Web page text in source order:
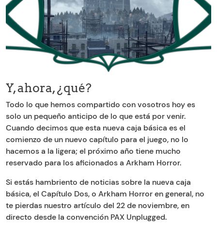
Y, ahora, ¿qué?
Todo lo que hemos compartido con vosotros hoy es
solo un pequeño anticipo de lo que está por venir.
Cuando decimos que esta nueva caja básica es el
comienzo de un nuevo capítulo para el juego, no lo
hacemos a la ligera; el próximo año tiene mucho
reservado para los aficionados a Arkham Horror.
Si estás hambriento de noticias sobre la nueva caja
básica, el Capítulo Dos, o Arkham Horror en general, no
te pierdas nuestro artículo del 22 de noviembre, en
directo desde la convención PAX Unplugged.